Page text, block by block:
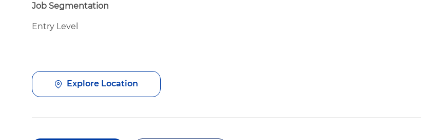
Job Segmentation
Entry Level
Explore Location